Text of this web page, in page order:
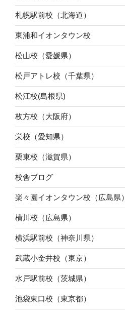
札幌駅前校（北海道）
東浦和イオンタウン校
松山校（愛媛県）
松戸アトレ校（千葉県）
松江校(島根県)
枚方校（大阪府）
栄校（愛知県）
栗東校（滋賀県）
校舎ブログ
楽々園イオンタウン校（広島県）
横川校（広島県）
横浜駅前校（神奈川県）
武蔵小金井校（東京）
水戸駅前校（茨城県）
池袋東口校（東京都）